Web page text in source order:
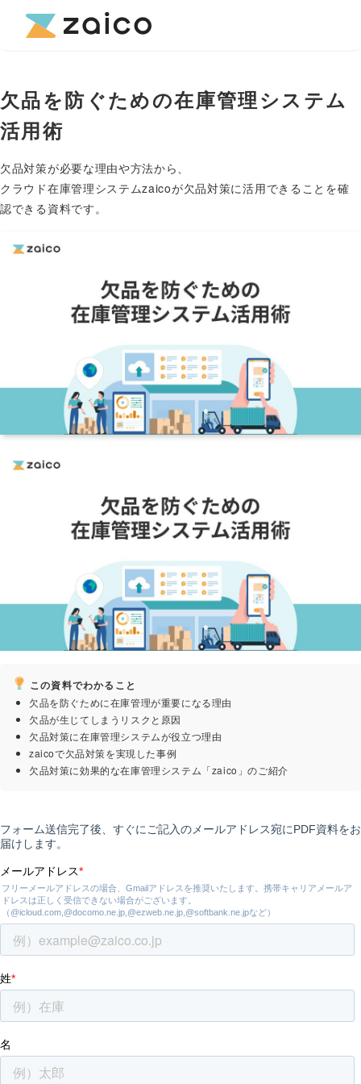
欠品を防ぐための在庫管理システム
活用術
欠品対策が必要な理由や方法から、
クラウド在庫管理システムzaicoが欠品対策に活用できることを確
認できる資料です。
この資料でわかること
欠品を防ぐために在庫管理が重要になる理由
欠品が生じてしまうリスクと原因
欠品対策に在庫管理システムが役立つ理由
zaicoで欠品対策を実現した事例
欠品対策に効果的な在庫管理システム「zaico」のご紹介